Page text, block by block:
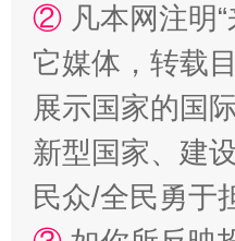
漫山遍野的桃花与雪山、
② 凡本网注明
它媒体，转载
展示国家的国
新型国家、建
民众/全民勇于